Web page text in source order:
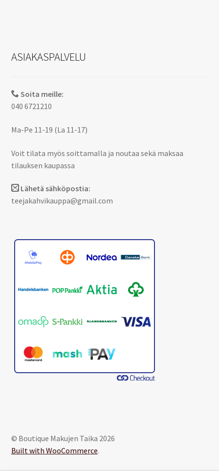
ASIAKASPALVELU
Soita meille:
040 6721210
Ma-Pe 11-19 (La 11-17)
Voit tilata myös soittamalla ja noutaa sekä maksaa
tilauksen kaupassa
Lähetä sähköpostia:
teejakahvikauppa@gmail.com
© Boutique Makujen Taika 2026
Built with WooCommerce.